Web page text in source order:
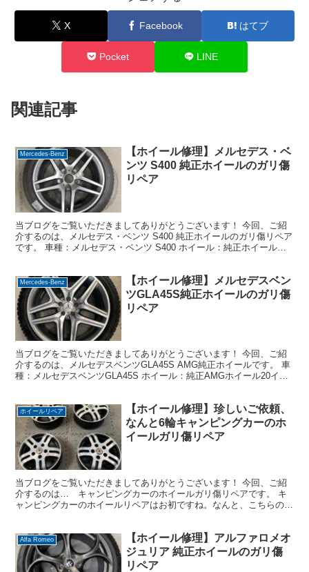
X Facebook はてブ
Pocket LINE
関連記事
Mercedes-Benz
【ホイール修理】メルセデス・ベ
ンツ S400 純正ホイールのガリ傷
リペア
当ブログをご覧いただきましてありがとうございます！ 今回、ご紹
介するのは、メルセデス・ベンツ S400 純正ホイールのガリ傷リペア
です。 車種：メルセデス・ベンツ S400 ホイール：純正ホイール
Mercedes-Benz
【ホイール修理】メルセデスベン
ツGLA45S純正ホイールのガリ傷
リペア
当ブログをご覧いただきましてありがとうございます！ 今回、ご紹
介するのは、メルセデスベンツGLA45S AMG純正ホイールです。 車
種：メルセデスベンツGLA45S ホイール：純正AMGホイール20イン
ホイールリペア
【ホイール修理】珍しいご依頼、
なんと6輪キャンピングカーのホ
イールガリ傷リペア
当ブログをご覧いただきましてありがとうございます！ 今回、ご紹
介するのは… キャンピングカーのホイールガリ傷リペアです。 キ
ャンピングカーのホイールリペアはお初ですね。なんと、こちらのお
Alfa Romeo
【ホイール修理】アルファロメオ
ジュリア 純正ホイールのガリ傷
リペア